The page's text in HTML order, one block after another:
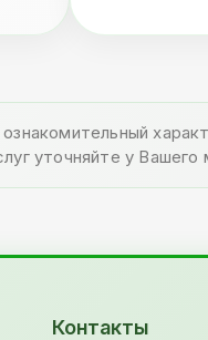
уточняйте у
Контакты